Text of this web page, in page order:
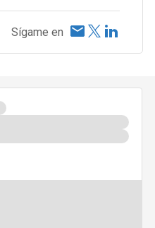
Sígame en